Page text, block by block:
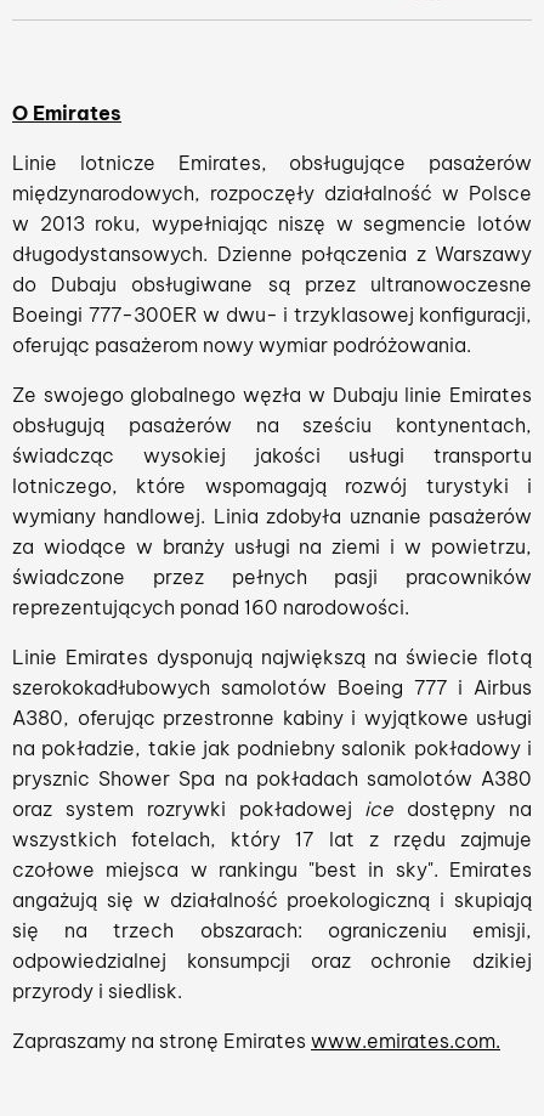
O Emirates
Linie lotnicze Emirates, obsługujące pasażerów
międzynarodowych, rozpoczęły działalność w Polsce
w 2013 roku, wypełniając niszę w segmencie lotów
długodystansowych. Dzienne połączenia z Warszawy
do Dubaju obsługiwane są przez ultranowoczesne
Boeingi 777-300ER w dwu- i trzyklasowej konfiguracji,
oferując pasażerom nowy wymiar podróżowania.
Ze swojego globalnego węzła w Dubaju linie Emirates
obsługują pasażerów na sześciu kontynentach,
świadcząc wysokiej jakości usługi transportu
lotniczego, które wspomagają rozwój turystyki i
wymiany handlowej. Linia zdobyła uznanie pasażerów
za wiodące w branży usługi na ziemi i w powietrzu,
świadczone przez pełnych pasji pracowników
reprezentujących ponad 160 narodowości.
Linie Emirates dysponują największą na świecie flotą
szerokokadłubowych samolotów Boeing 777 i Airbus
A380, oferując przestronne kabiny i wyjątkowe usługi
na pokładzie, takie jak podniebny salonik pokładowy i
prysznic Shower Spa na pokładach samolotów A380
oraz system rozrywki pokładowej ice dostępny na
wszystkich fotelach, który 17 lat z rzędu zajmuje
czołowe miejsca w rankingu "best in sky". Emirates
angażują się w działalność proekologiczną i skupiają
się na trzech obszarach: ograniczeniu emisji,
odpowiedzialnej konsumpcji oraz ochronie dzikiej
przyrody i siedlisk.
Zapraszamy na stronę Emirates www.emirates.com.